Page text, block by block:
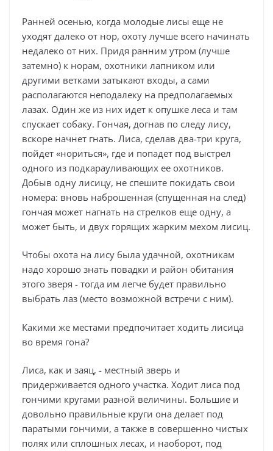
Ранней осенью, когда молодые лисы еще не
уходят далеко от нор, охоту лучше всего начинать
недалеко от них. Придя ранним утром (лучше
затемно) к норам, охотники лапником или
другими ветками затыкают входы, а сами
располагаются неподалеку на предполагаемых
лазах. Один же из них идет к опушке леса и там
спускает собаку. Гончая, догнав по следу лису,
вскоре начнет гнать. Лиса, сделав два-три круга,
пойдет «нориться», где и попадет под выстрел
одного из подкарауливающих ее охотников.
Добыв одну лисицу, не спешите покидать свои
номера: вновь наброшенная (спущенная на след)
гончая может нагнать на стрелков еще одну, а
может быть, и двух горящих жарким мехом лисиц.
Чтобы охота на лису была удачной, охотникам
надо хорошо знать повадки и район обитания
этого зверя - тогда им легче будет правильно
выбрать лаз (место возможной встречи с ним).
Какими же местами предпочитает ходить лисица
во время гона?
Лиса, как и заяц, - местный зверь и
придерживается одного участка. Ходит лиса под
гончими кругами разной величины. Большие и
довольно правильные круги она делает под
паратыми гончими, а также в совершенно чистых
полях или сплошных лесах, и наоборот, под